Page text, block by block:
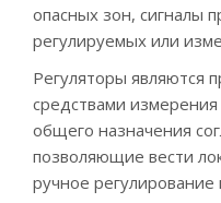
опасных зон, сигналы
регулируемых или
Регуляторы являются
средствами измерения
общего назначения
позволяющие вести
ручное